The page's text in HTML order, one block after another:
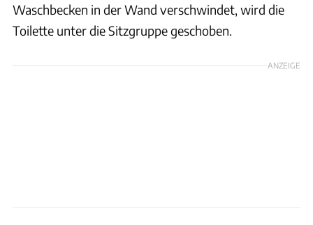
Waschbecken in der Wand verschwindet, wird die
Toilette unter die Sitzgruppe geschoben.
ANZEIGE